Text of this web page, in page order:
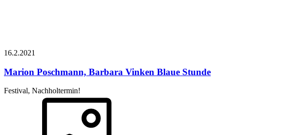
16.2.2021
Marion Poschmann, Barbara Vinken Blaue Stunde
Festival, Nachholtermin!